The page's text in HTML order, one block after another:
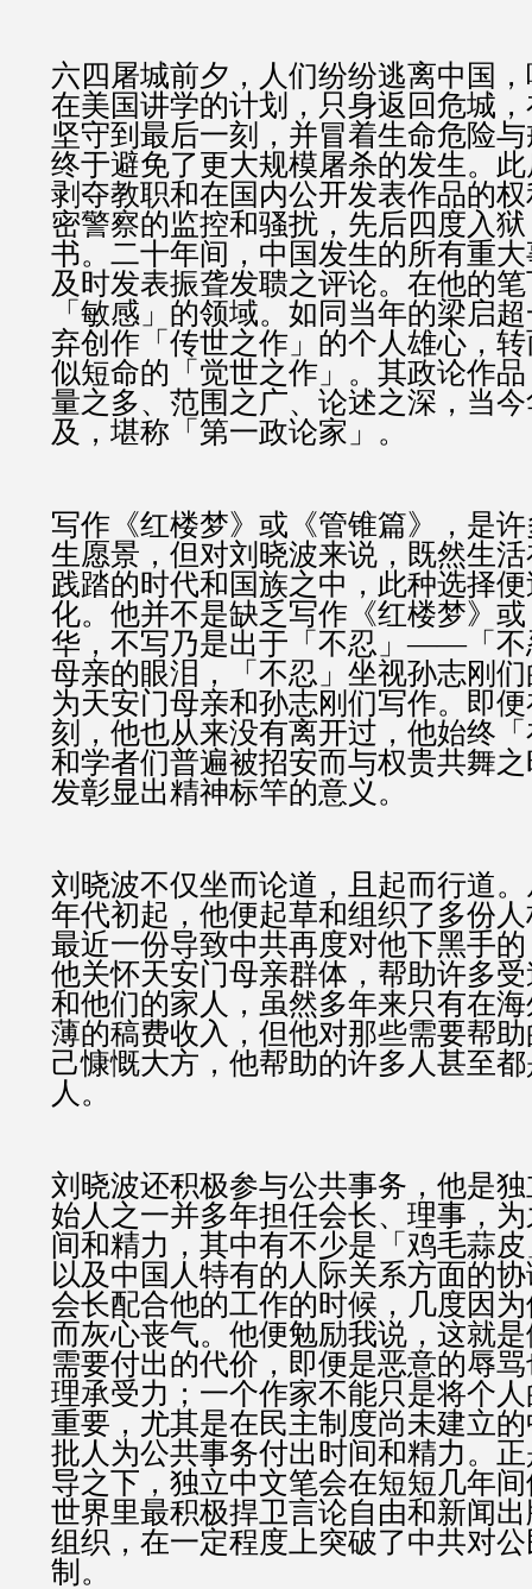
六四屠城前夕，人们纷纷逃离中国
在美国讲学的计划，只身返回危城
坚守到最后一刻，并冒着生命危险
终于避免了更大规模屠杀的发生。
剥夺教职和在国内公开发表作品的
密警察的监控和骚扰，先后四度入
书。二十年间，中国发生的所有重
及时发表振聋发聩之评论。在他的
「敏感」的领域。如同当年的梁启
弃创作「传世之作」的个人雄心，
似短命的「觉世之作」。其政论作
量之多、范围之广、论述之深，当
及，堪称「第一政论家」。
写作《红楼梦》或《管锥篇》，是
生愿景，但对刘晓波来说，既然生
践踏的时代和国族之中，此种选择
化。他并不是缺乏写作《红楼梦》
华，不写乃是出于「不忍」——「不
母亲的眼泪，「不忍」坐视孙志刚
为天安门母亲和孙志刚们写作。即
刻，他也从来没有离开过，他始终
和学者们普遍被招安而与权贵共舞
发彰显出精神标竿的意义。
刘晓波不仅坐而论道，且起而行道
年代初起，他便起草和组织了多份
最近一份导致中共再度对他下黑手
他关怀天安门母亲群体，帮助许多
和他们的家人，虽然多年来只有在
薄的稿费收入，但他对那些需要帮
己慷慨大方，他帮助的许多人甚至
人。
刘晓波还积极参与公共事务，他是
始人之一并多年担任会长、理事，
间和精力，其中有不少是「鸡毛蒜
以及中国人特有的人际关系方面的
会长配合他的工作的时候，几度因
而灰心丧气。他便勉励我说，这就
需要付出的代价，即便是恶意的辱
理承受力；一个作家不能只是将个
重要，尤其是在民主制度尚未建立
批人为公共事务付出时间和精力。
导之下，独立中文笔会在短短几年
世界里最积极捍卫言论自由和新闻
组织，在一定程度上突破了中共对
制。